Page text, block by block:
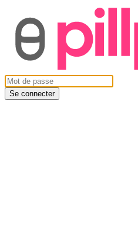
Se connecter